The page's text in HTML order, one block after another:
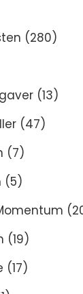
(280)
(13)
(47)
(7)
(5)
(19)
(17)